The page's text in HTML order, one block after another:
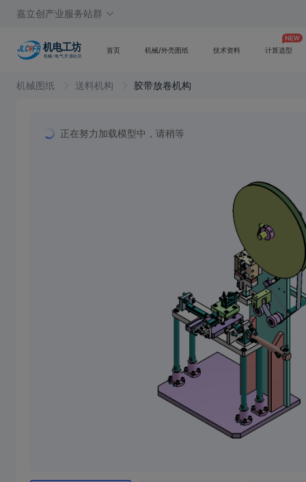
嘉立创产业服务站群
首页 机械/外壳图纸 技术资料 计算选型
机械图纸 送料机构 胶带放卷机构
正在努力加载模型中，请稍等